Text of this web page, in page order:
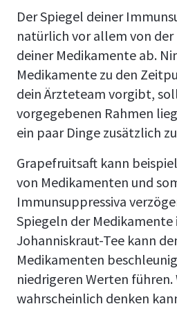
Der Spiegel deiner
natürlich vor allem von
deiner Medikamente ab.
Medikamente zu den
dein Ärzteteam vorgibt,
vorgegebenen Rahmen
ein paar Dinge zusätzlich
Grapefruitsaft kann
von Medikamenten und
Immunsuppressiva
Spiegeln der
Johanniskraut-Tee kann
Medikamenten
niedrigeren Werten führen.
wahrscheinlich denken